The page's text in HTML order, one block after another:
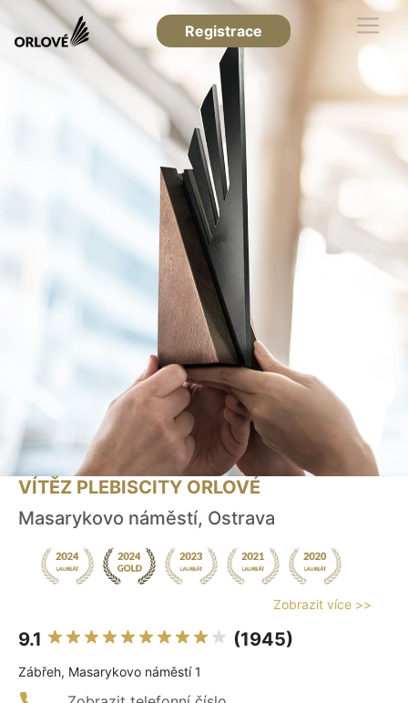
Registrace
VÍTĚZ PLEBISCITY ORLOVÉ
Masarykovo náměstí, Ostrava
Zobrazit více >>
9.1 (1945)
Zábřeh, Masarykovo náměstí 1